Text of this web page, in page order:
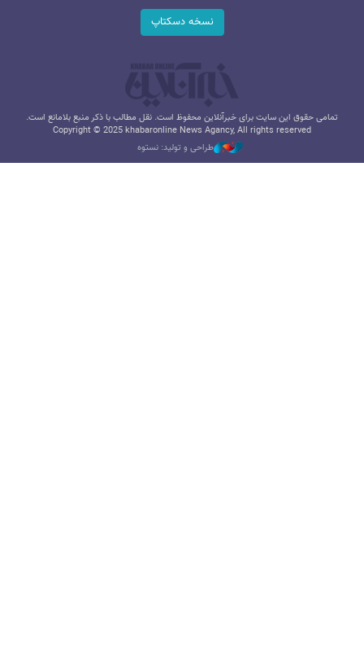
نسخه دسکتاپ
تمامی حقوق این سایت برای خبرآنلاین محفوظ است. نقل مطالب با ذکر منبع بلامانع است.
Copyright © 2025 khabaronline News Agancy, All rights reserved
طراحی و تولید: نستوه